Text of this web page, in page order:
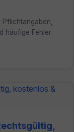
häufige Fehler